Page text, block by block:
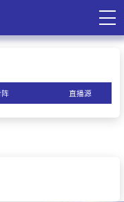
阵 直播源